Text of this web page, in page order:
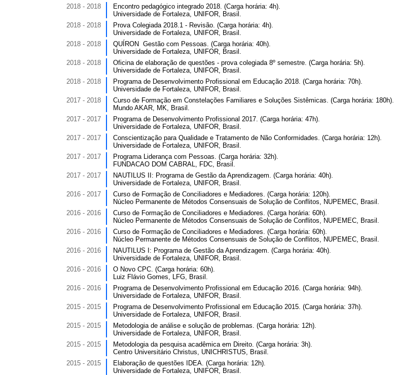
2018 - 2018
Encontro pedagógico integrado 2018. (Carga horária: 4h).
Universidade de Fortaleza, UNIFOR, Brasil.
2018 - 2018
Prova Colegiada 2018.1 - Revisão. (Carga horária: 4h).
Universidade de Fortaleza, UNIFOR, Brasil.
2018 - 2018
QUÍRON ­ Gestão com Pessoas. (Carga horária: 40h).
Universidade de Fortaleza, UNIFOR, Brasil.
2018 - 2018
Oficina de elaboração de questões - prova colegiada 8º semestre. (Carga horária: 5h).
Universidade de Fortaleza, UNIFOR, Brasil.
2018 - 2018
Programa de Desenvolvimento Profissional em Educação 2018. (Carga horária: 70h).
Universidade de Fortaleza, UNIFOR, Brasil.
2017 - 2018
Curso de Formação em Constelações Familiares e Soluções Sistêmicas. (Carga horária: 180h).
Mundo AKAR, MK, Brasil.
2017 - 2017
Programa de Desenvolvimento Profissional 2017. (Carga horária: 47h).
Universidade de Fortaleza, UNIFOR, Brasil.
2017 - 2017
Conscientização para Qualidade e Tratamento de Não Conformidades. (Carga horária: 12h).
Universidade de Fortaleza, UNIFOR, Brasil.
2017 - 2017
Programa Liderança com Pessoas. (Carga horária: 32h).
FUNDACAO DOM CABRAL, FDC, Brasil.
2017 - 2017
NAUTILUS II: Programa de Gestão da Aprendizagem. (Carga horária: 40h).
Universidade de Fortaleza, UNIFOR, Brasil.
2016 - 2017
Curso de Formação de Conciliadores e Mediadores. (Carga horária: 120h).
Núcleo Permanente de Métodos Consensuais de Solução de Conflitos, NUPEMEC, Brasil.
2016 - 2016
Curso de Formação de Conciliadores e Mediadores. (Carga horária: 60h).
Núcleo Permanente de Métodos Consensuais de Solução de Conflitos, NUPEMEC, Brasil.
2016 - 2016
Curso de Formação de Conciliadores e Mediadores. (Carga horária: 60h).
Núcleo Permanente de Métodos Consensuais de Solução de Conflitos, NUPEMEC, Brasil.
2016 - 2016
NAUTILUS I: Programa de Gestão da Aprendizagem. (Carga horária: 40h).
Universidade de Fortaleza, UNIFOR, Brasil.
2016 - 2016
O Novo CPC. (Carga horária: 60h).
Luiz Flávio Gomes, LFG, Brasil.
2016 - 2016
Programa de Desenvolvimento Profissional em Educação 2016. (Carga horária: 94h).
Universidade de Fortaleza, UNIFOR, Brasil.
2015 - 2015
Programa de Desenvolvimento Profissional em Educação 2015. (Carga horária: 37h).
Universidade de Fortaleza, UNIFOR, Brasil.
2015 - 2015
Metodologia de análise e solução de problemas. (Carga horária: 12h).
Universidade de Fortaleza, UNIFOR, Brasil.
2015 - 2015
Metodologia da pesquisa acadêmica em Direito. (Carga horária: 3h).
Centro Universitário Christus, UNICHRISTUS, Brasil.
2015 - 2015
Elaboração de questões IDEA. (Carga horária: 12h).
Universidade de Fortaleza, UNIFOR, Brasil.